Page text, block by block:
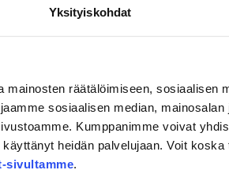
Yksityiskohdat
räätälöimiseen, sosiaalisen
sosiaalisen median, mainosalan
Kumppanimme voivat
heidän palvelujaan. Voit
sivultamme.
tärkein anti oli, että toimittajat
kuitenkin aika tyypillistä, että
maaleja ja mielellään heti lauantaina,
tarjous: istumapaikkalippu,
lippua. Verkkokaupassa valitse
oikeaksi. Etu voimassa